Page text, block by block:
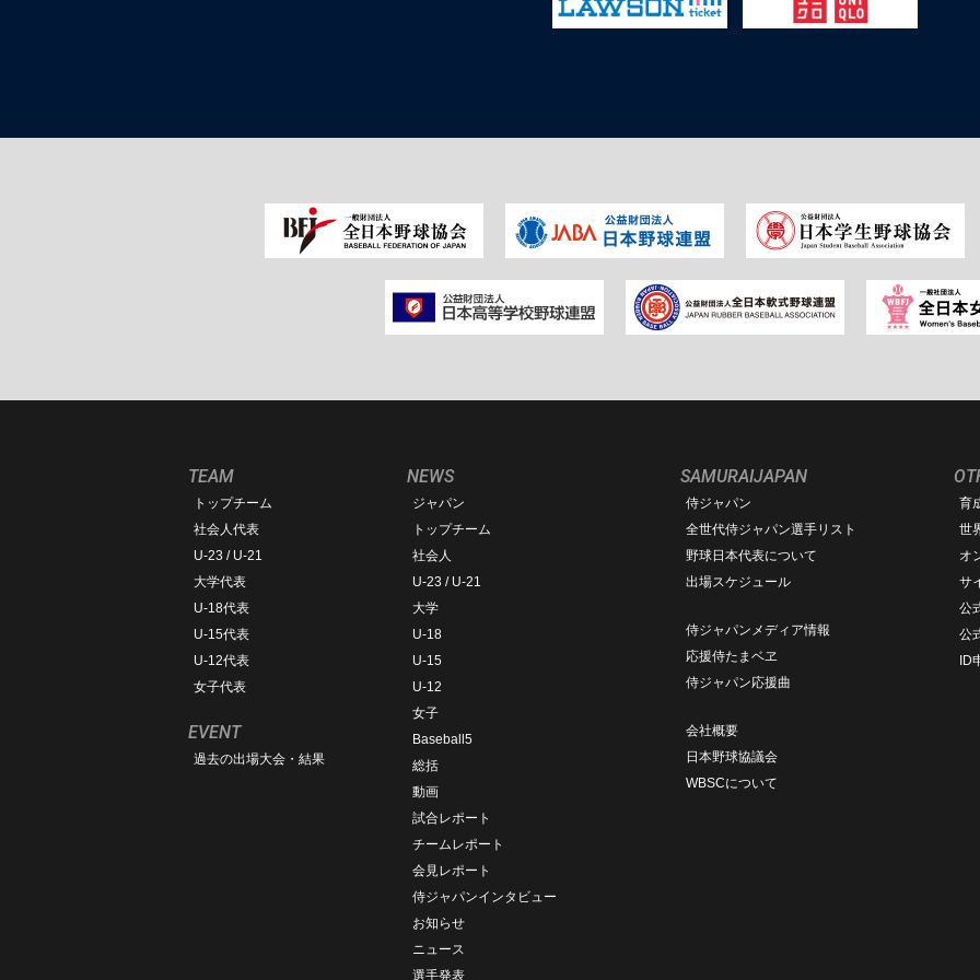
TEAM
トップチーム
社会人代表
U-23 / U-21
大学代表
U-18代表
U-15代表
U-12代表
女子代表
EVENT
過去の出場大会・結果
NEWS
ジャパン
トップチーム
社会人
U-23 / U-21
大学
U-18
U-15
U-12
女子
Baseball5
総括
動画
試合レポート
チームレポート
会見レポート
侍ジャパンインタビュー
お知らせ
ニュース
選手発表
SAMURAIJAPAN
侍ジャパン
全世代侍ジャパン選手リスト
野球日本代表について
出場スケジュール
侍ジャパンメディア情報
応援侍たまベヱ
侍ジャパン応援曲
会社概要
日本野球協議会
WBSCについて
育
世
オ
サ
公
公
ID